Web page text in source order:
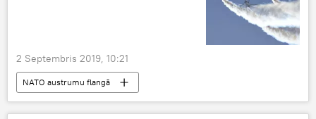
2 Septembris 2019, 10:21
NATO austrumu flangā